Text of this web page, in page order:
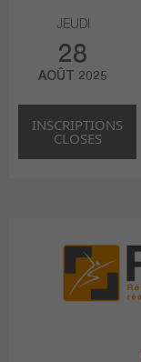
JEUDI
28
AOÛT 2025
INSCRIPTIONS
CLOSES